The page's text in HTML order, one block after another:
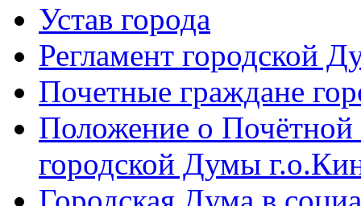
Устав города
Регламент городской
Почетные граждане
Положение о Почётной
городской Думы